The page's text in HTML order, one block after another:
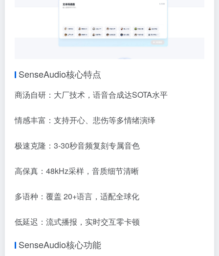
SenseAudio核心特点
商汤自研：大厂技术，语音合成达SOTA水平
情感丰富：支持开心、悲伤等多情绪演绎
极速克隆：3-30秒音频复刻专属音色
高保真：48kHz采样，音质细节清晰
多语种：覆盖 20+语言，适配全球化
低延迟：流式播报，实时交互零卡顿
SenseAudio核心功能